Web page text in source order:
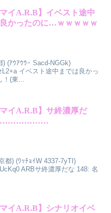
マイA.R.B】イベスト途中
かったのに…ｗｗｗｗｗ
(ｱｳｱｳｳｰ Sacd-NGGk)
イベスト途中までは良かっ
！(東...
マイA.R.B】サ終濃厚だ
都) (ﾜｯﾁｮｲW 4337-7yTI)
ARBサ終濃厚だな 148: 名
マイA.R.B】シナリオイベ